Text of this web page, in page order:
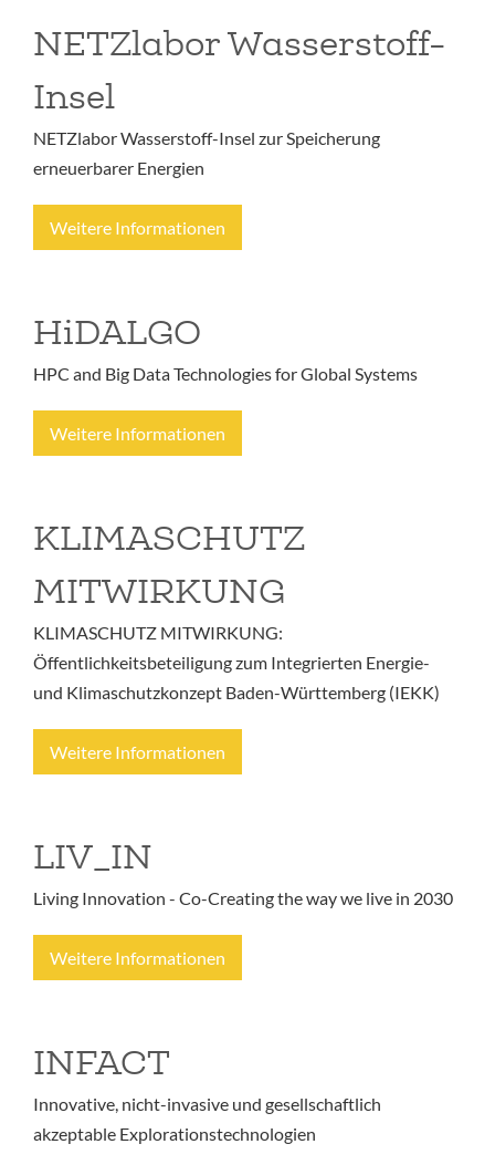
NETZlabor Wasserstoff-
Insel
NETZlabor Wasserstoff-Insel zur Speicherung
erneuerbarer Energien
Weitere Informationen
HiDALGO
HPC and Big Data Technologies for Global Systems
Weitere Informationen
KLIMASCHUTZ
MITWIRKUNG
KLIMASCHUTZ MITWIRKUNG:
Öffentlichkeitsbeteiligung zum Integrierten Energie-
und Klimaschutzkonzept Baden-Württemberg (IEKK)
Weitere Informationen
LIV_IN
Living Innovation - Co-Creating the way we live in 2030
Weitere Informationen
INFACT
Innovative, nicht-invasive und gesellschaftlich
akzeptable Explorationstechnologien